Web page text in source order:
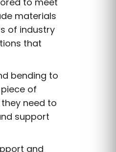
materials
of industry
that
bending to
of
need to
support
and